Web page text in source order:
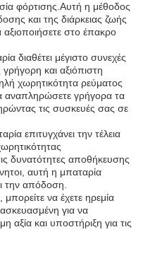
φόρτισης.Αυτή η μέθοδος
και της διάρκειας ζωής
στο έπακρο
διαθέτει μέγιστο συνεχές
και αξιόπιστη
χωρητικότητα ρεύματος
αναπληρώσετε γρήγορα τα
τις συσκευές σας σε
επιτυγχάνει την τέλεια
δυνατότητες αποθήκευσης
αυτή η μπαταρία
την απόδοση.
να έχετε ηρεμία
για να
αξία και υποστήριξη για τις